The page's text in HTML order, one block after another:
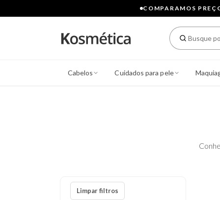
COMPARAMOS
Cabelos Cuidados para pele
Limpar filtros